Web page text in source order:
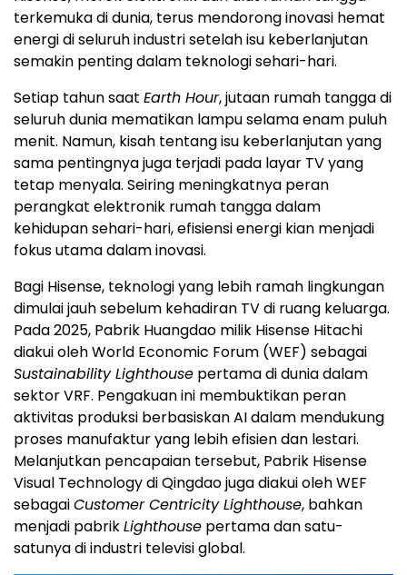
terkemuka di dunia, terus mendorong inovasi hemat
energi di seluruh industri setelah isu keberlanjutan
semakin penting dalam teknologi sehari-hari.
Setiap tahun saat Earth Hour, jutaan rumah tangga di
seluruh dunia mematikan lampu selama enam puluh
menit. Namun, kisah tentang isu keberlanjutan yang
sama pentingnya juga terjadi pada layar TV yang
tetap menyala. Seiring meningkatnya peran
perangkat elektronik rumah tangga dalam
kehidupan sehari-hari, efisiensi energi kian menjadi
fokus utama dalam inovasi.
Bagi Hisense, teknologi yang lebih ramah lingkungan
dimulai jauh sebelum kehadiran TV di ruang keluarga.
Pada 2025, Pabrik Huangdao milik Hisense Hitachi
diakui oleh World Economic Forum (WEF) sebagai
Sustainability Lighthouse pertama di dunia dalam
sektor VRF. Pengakuan ini membuktikan peran
aktivitas produksi berbasiskan AI dalam mendukung
proses manufaktur yang lebih efisien dan lestari.
Melanjutkan pencapaian tersebut, Pabrik Hisense
Visual Technology di Qingdao juga diakui oleh WEF
sebagaiCustomer Centricity Lighthouse, bahkan
menjadi pabrikLighthouse pertama dan satu-
satunya di industri televisi global.